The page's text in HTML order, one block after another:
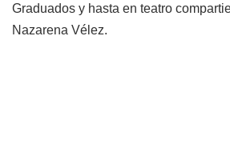
Graduados y hasta en teatro
Nazarena Vélez.